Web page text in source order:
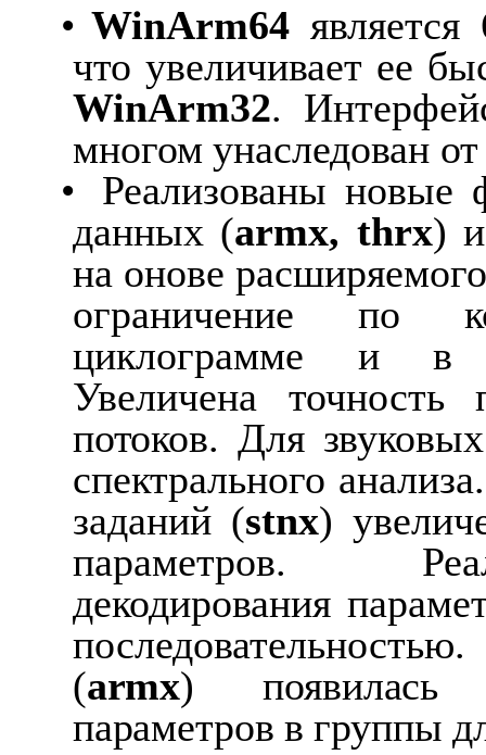
• WinArm64
что увеличивает ее
WinArm32.
многом унаследован от
•
Реализованы новые
данных (armx, thrx) и
на онове
ограничение
по
циклограмме
и
в
Увеличена
точность
потоков. Для звуковых
спектрального анализа.
заданий (stnx)
параметров.
декодирования
(armx)
появилась
параметров в группы